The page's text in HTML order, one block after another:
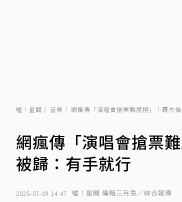
噓！星聞 音樂 網瘋傳「演唱會搶票難度榜」！周杰
網瘋傳「演唱會搶票
被歸：有手就行
2025-07-09 14:47 噓！星聞 編輯三月兔／綜合報導